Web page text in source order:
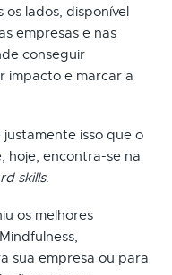
lados, disponível
empresas e nas
conseguir
impacto e marcar a
isso que o
hoje, encontra-se na
skills.
os melhores
sua empresa ou para